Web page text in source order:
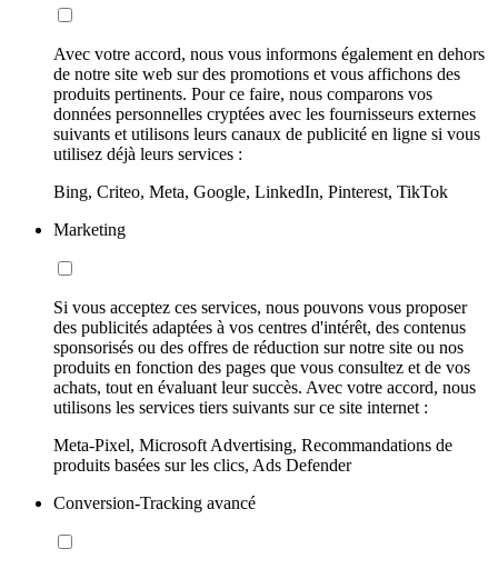
Avec votre accord, nous vous informons également en dehors
de notre site web sur des promotions et vous affichons des
produits pertinents. Pour ce faire, nous comparons vos
données personnelles cryptées avec les fournisseurs externes
suivants et utilisons leurs canaux de publicité en ligne si vous
utilisez déjà leurs services :
Bing, Criteo, Meta, Google, LinkedIn, Pinterest, TikTok
Marketing
Si vous acceptez ces services, nous pouvons vous proposer
des publicités adaptées à vos centres d'intérêt, des contenus
sponsorisés ou des offres de réduction sur notre site ou nos
produits en fonction des pages que vous consultez et de vos
achats, tout en évaluant leur succès. Avec votre accord, nous
utilisons les services tiers suivants sur ce site internet :
Meta-Pixel, Microsoft Advertising, Recommandations de
produits basées sur les clics, Ads Defender
Conversion-Tracking avancé